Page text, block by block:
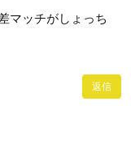
マッチがしょっち
返信